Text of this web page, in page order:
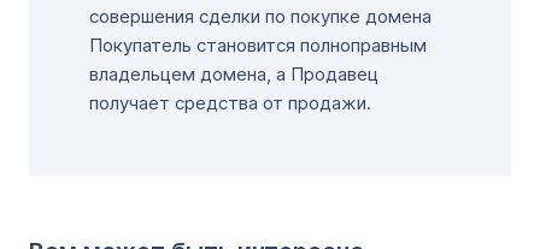
совершения сделки по покупке домена
Покупатель становится полноправным
владельцем домена, а Продавец
получает средства от продажи.